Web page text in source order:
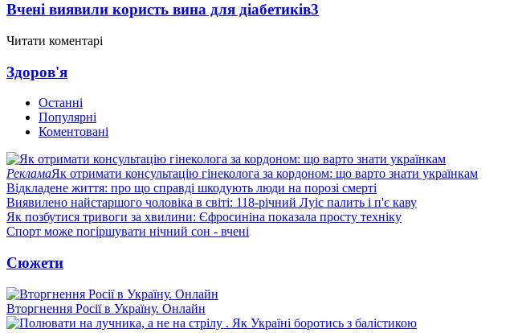
Вчені виявили користь вина для діабетиків3
Читати коментарі
Здоров'я
Останні
Популярні
Коментовані
РекламаЯк отримати консультацію гінеколога за кордоном: що варто знати українкам
Відкладене життя: про що справді шкодують люди на порозі смерті
Виявилено найстаршого чоловіка в світі: 118-річний Луіс палить і п'є каву
Як позбутися тривоги за хвилини: Єфросиніна показала просту техніку
Спорт може погіршувати нічний сон - вчені
Сюжети
Вторгнення Росії в Україну. Онлайн